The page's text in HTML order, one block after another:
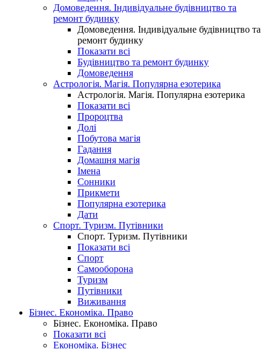
Домоведення. Індивідуальне будівництво та
ремонт будинку
Домоведення. Індивідуальне будівництво та
ремонт будинку
Показати всі
Будівництво та ремонт будинку
Домоведення
Астрологія. Магія. Популярна езотерика
Астрологія. Магія. Популярна езотерика
Показати всі
Пророцтва
Долі
Побутова магія
Гадання
Домашня магія
Імена
Сонники
Прикмети
Популярна езотерика
Дати
Спорт. Туризм. Путівники
Спорт. Туризм. Путівники
Показати всі
Спорт
Самооборона
Туризм
Путівники
Виживання
Бізнес. Економіка. Право
Бізнес. Економіка. Право
Показати всі
Економіка. Бізнес